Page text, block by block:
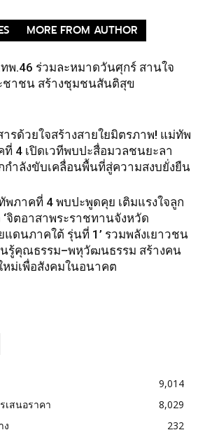
MORE FROM AUTHOR
พ.46 ร่วมละหมาดวันศุกร์ สานใจ
ชาชน สร้างชุมชนสันติสุข
ารด้วยใจสร้างสายใยมิตรภาพ! แม่ทัพ
ที่ 4 เปิดเวทีพบปะสื่อมวลชนยะลา
กำลังขับเคลื่อนพื้นที่สู่ความสงบยั่งยืน
พภาคที่ 4 พบปะพูดคุย เติมแรงใจลูก
‘จิตอาสาพระราชทานจังหวัด
แดนภาคใต้ รุ่นที่ 1’ รวมพลังเยาวชน
นรู้คุณธรรม–พหุวัฒนธรรม สร้างคน
หม่เพื่อสังคมในอนาคต
9,014
เสนอราคา
8,029
ง
232